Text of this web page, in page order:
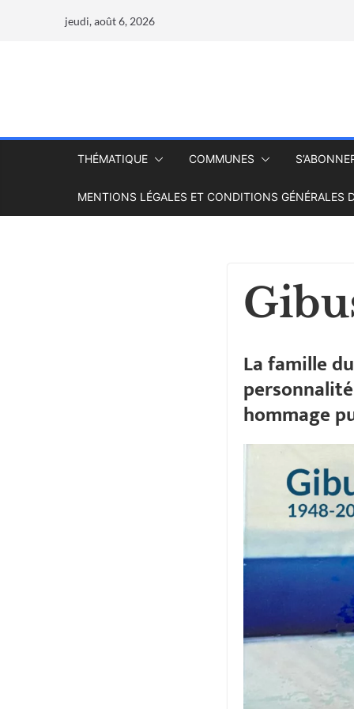
jeudi, août 6, 2026
THÉMATIQUE COMMUNES
MENTIONS LÉGALES ET CONDITIONS GÉNÉRALES
La famille
hommage